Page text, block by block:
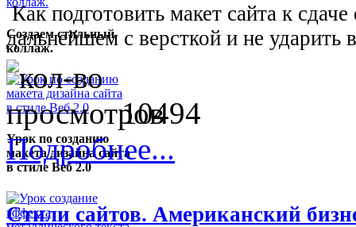
Создаем стильный
коллаж.
Урок по созданию
макета дизайна сайта
в стиле Веб 2.0
Как подготовить макет сайта к
дальнейшем с версткой и не ударить
10494
Подробнее...
Стили сайтов. Американский